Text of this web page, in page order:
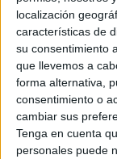
localización
características de
su consentimiento
que llevemos a
forma alternativa,
consentimiento o
cambiar sus
Tenga en cuenta
personales puede
de
5.Colocá base
las uñas y
6. Pintate las
centro hacia